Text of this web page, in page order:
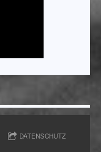
DATENSCHUTZ